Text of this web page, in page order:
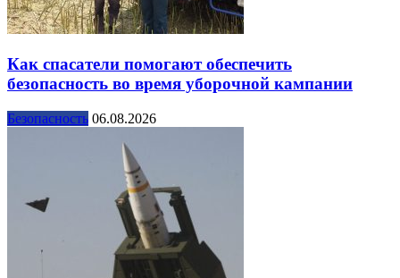
Как спасатели помогают обеспечить
безопасность во время уборочной кампании
Безопасность 06.08.2026